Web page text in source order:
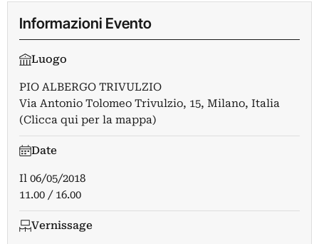
Informazioni Evento
Luogo
PIO ALBERGO TRIVULZIO
Via Antonio Tolomeo Trivulzio, 15, Milano, Italia
(Clicca qui per la mappa)
Date
Il 06/05/2018
11.00 / 16.00
Vernissage